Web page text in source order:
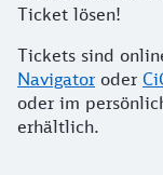
Ticket lösen!
Tickets sind
Navigator oder
oder im
erhältlich.